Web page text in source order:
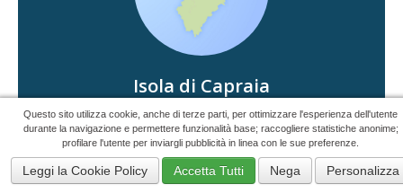
Isola di Capraia
43°03'00"N 9°51'00"E
Capraia is the less touristy island of the
archipelago and is the one that has retained most
of its original appearance.
Questo sito utilizza cookie, anche di terze parti, per ottimizzare l'esperienza dell'utente
durante la navigazione e permettere funzionalità base; raccogliere statistiche anonime;
profilare l'utente per inviargli pubblicità in linea con le sue preferenze.
Leggi la Cookie Policy Accetta Tutti Nega Personalizza